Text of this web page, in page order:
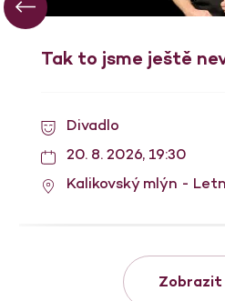
Tak to jsme ještě
Divadlo
20. 8. 2026, 19:30
Kalikovský mlýn -
Zobrazit